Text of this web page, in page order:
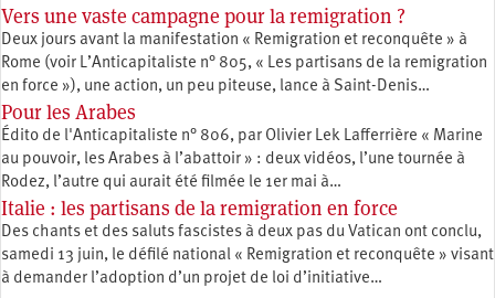
Vers une vaste campagne pour la remigration ?
Deux jours avant la manifestation « Remigration et reconquête » à
Rome (voir L’Anticapitaliste n° 805, « Les partisans de la remigration
en force »), une action, un peu piteuse, lance à Saint-Denis…
Pour les Arabes
Édito de l'Anticapitaliste n° 806, par Olivier Lek Lafferrière « Marine
au pouvoir, les Arabes à l’abattoir » : deux vidéos, l’une tournée à
Rodez, l’autre qui aurait été filmée le 1er mai à…
Italie : les partisans de la remigration en force
Des chants et des saluts fascistes à deux pas du Vatican ont conclu,
samedi 13 juin, le défilé national « Remigration et reconquête » visant
à demander l’adoption d’un projet de loi d’initiative…